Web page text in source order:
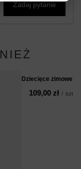
Zadaj pytanie
Dziecięce zimowe
109,00 zł / szt.